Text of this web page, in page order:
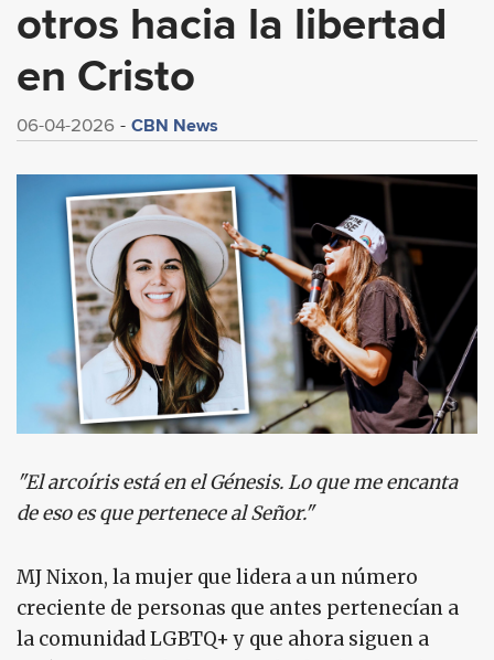
otros hacia la libertad
en Cristo
06-04-2026 CBN News
"El arcoíris está en el Génesis. Lo que me encanta
de eso es que pertenece al Señor."
MJ Nixon, la mujer que lidera a un número
creciente de personas que antes pertenecían a
la comunidad LGBTQ+ y que ahora siguen a